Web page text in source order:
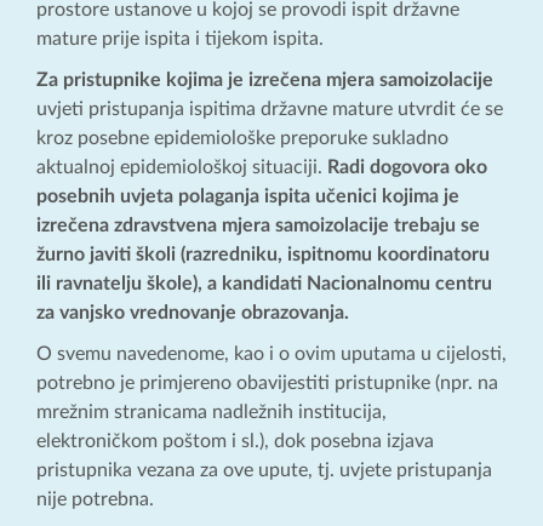
prostore ustanove u kojoj se provodi ispit državne
mature prije ispita i tijekom ispita.
Za pristupnike kojima je izrečena mjera samoizolacije
uvjeti pristupanja ispitima državne mature utvrdit će se
kroz posebne epidemiološke preporuke sukladno
aktualnoj epidemiološkoj situaciji. Radi dogovora oko
posebnih uvjeta polaganja ispita učenici kojima je
izrečena zdravstvena mjera samoizolacije trebaju se
žurno javiti školi (razredniku, ispitnomu koordinatoru
ili ravnatelju škole), a kandidati Nacionalnomu centru
za vanjsko vrednovanje obrazovanja.
O svemu navedenome, kao i o ovim uputama u cijelosti,
potrebno je primjereno obavijestiti pristupnike (npr. na
mrežnim stranicama nadležnih institucija,
elektroničkom poštom i sl.), dok posebna izjava
pristupnika vezana za ove upute, tj. uvjete pristupanja
nije potrebna.